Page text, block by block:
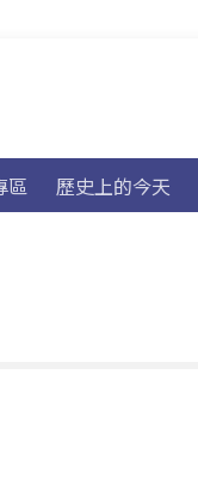
區 歷史上的今天